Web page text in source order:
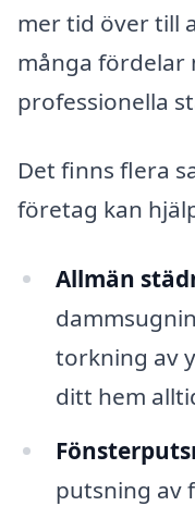
mer tid över till
många fördelar
professionella
Det finns flera
företag kan
Allmän
torkning av
ditt hem
putsning av